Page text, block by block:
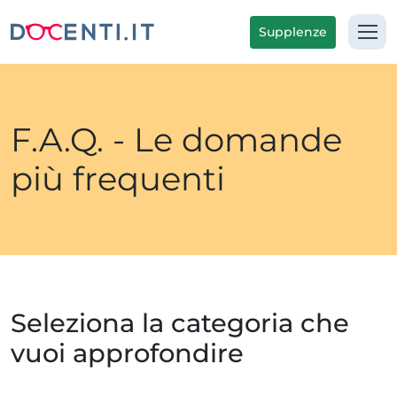
Supplenze
F.A.Q. - Le domande
più frequenti
Seleziona la categoria che
vuoi approfondire